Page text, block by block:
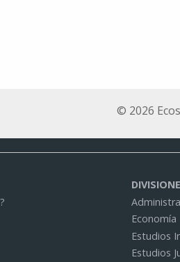
© 2026
Economía
Estudios
Estudios